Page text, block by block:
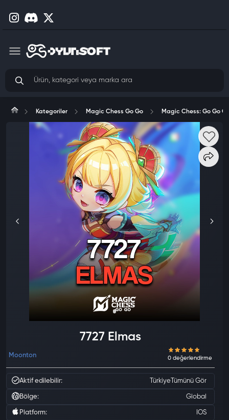
Kategoriler Magic Chess Go Go Magic Chess: Go Go
7727 Elmas
Moonton
Aktif edilebilir: Türkiye Tümünü Gör
Bölge: Global
Platform: IOS